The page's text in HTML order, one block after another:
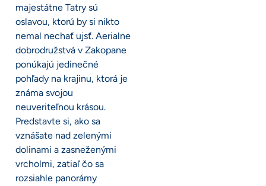
majestátne Tatry sú
oslavou, ktorú by si nikto
nemal nechať ujsť. Aerialne
dobrodružstvá v Zakopane
ponúkajú jedinečné
pohľady na krajinu, ktorá je
známa svojou
neuveriteľnou krásou.
Predstavte si, ako sa
vznášate nad zelenými
dolinami a zasneženými
vrcholmi, zatiaľ čo sa
rozsiahle panorámy